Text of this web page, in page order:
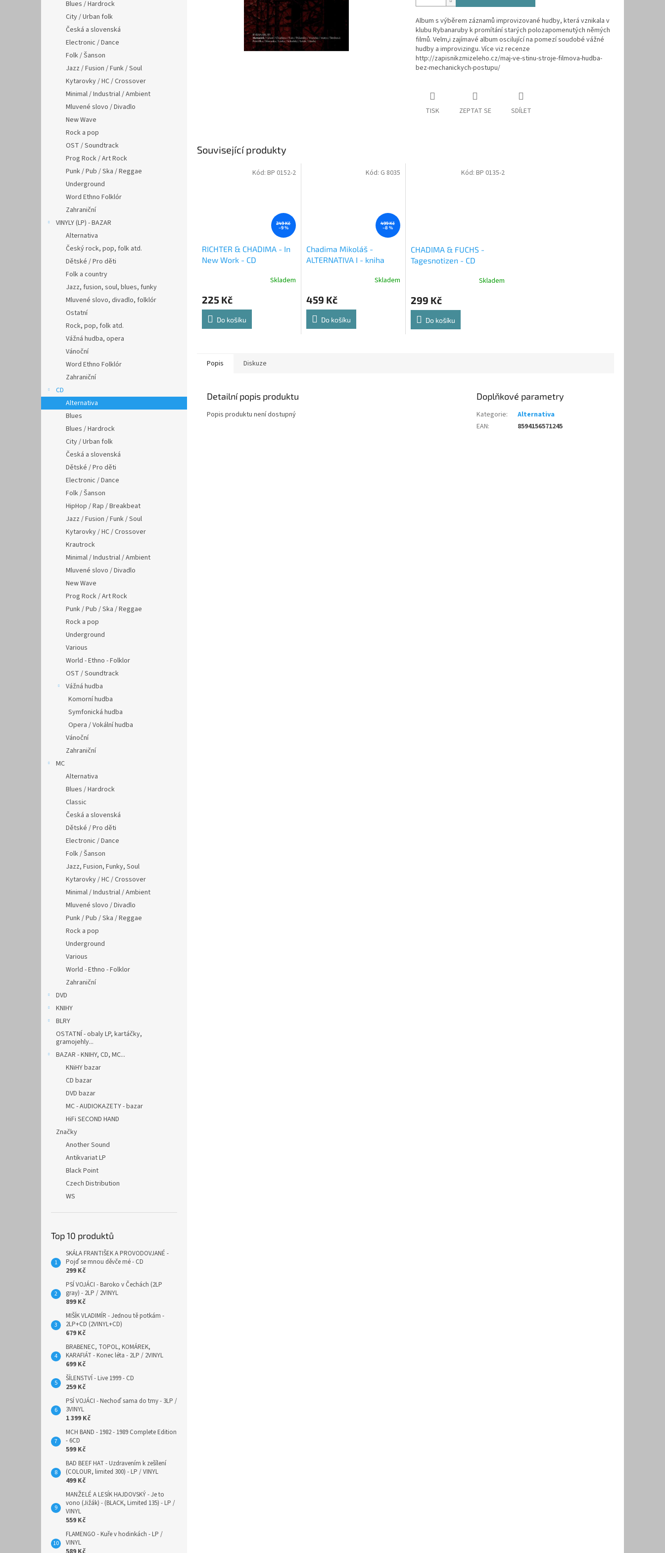
Blues / Hardrock
City / Urban folk
Česká a slovenská
Electronic / Dance
Folk / Šanson
Jazz / Fusion / Funk / Soul
Kytarovky / HC / Crossover
Minimal / Industrial / Ambient
Mluvené slovo / Divadlo
New Wave
Rock a pop
OST / Soundtrack
Prog Rock / Art Rock
Punk / Pub / Ska / Reggae
Underground
Word Ethno Folklór
Zahraniční
VINYLY (LP) - BAZAR
Alternativa
Český rock, pop, folk atd.
Dětské / Pro děti
Folk a country
Jazz, fusion, soul, blues, funky
Mluvené slovo, divadlo, folklór
Ostatní
Rock, pop, folk atd.
Vážná hudba, opera
Vánoční
Word Ethno Folklór
Zahraniční
CD
Alternativa
Blues
Blues / Hardrock
City / Urban folk
Česká a slovenská
Dětské / Pro děti
Electronic / Dance
Folk / Šanson
HipHop / Rap / Breakbeat
Jazz / Fusion / Funk / Soul
Kytarovky / HC / Crossover
Krautrock
Minimal / Industrial / Ambient
Mluvené slovo / Divadlo
New Wave
Prog Rock / Art Rock
Punk / Pub / Ska / Reggae
Rock a pop
Underground
Various
World - Ethno - Folklor
OST / Soundtrack
Vážná hudba
Komorní hudba
Symfonická hudba
Opera / Vokální hudba
Vánoční
Zahraniční
MC
Alternativa
Blues / Hardrock
Classic
Česká a slovenská
Dětské / Pro děti
Electronic / Dance
Folk / Šanson
Jazz, Fusion, Funky, Soul
Kytarovky / HC / Crossover
Minimal / Industrial / Ambient
Mluvené slovo / Divadlo
Punk / Pub / Ska / Reggae
Rock a pop
Underground
Various
World - Ethno - Folklor
Zahraniční
DVD
KNIHY
BLRY
OSTATNÍ - obaly LP, kartáčky,
gramojehly...
BAZAR - KNIHY, CD, MC...
KNiHY bazar
CD bazar
DVD bazar
MC - AUDIOKAZETY - bazar
HiFi SECOND HAND
Značky
Another Sound
Antikvariat LP
Black Point
Czech Distribution
WS
Top 10 produktů
SKÁLA FRANTIŠEK A PROVODOVJANÉ -
Pojď se mnou děvče mé - CD
299 Kč
PSÍ VOJÁCI - Baroko v Čechách (2LP
gray) - 2LP / 2VINYL
899 Kč
MIŠÍK VLADIMÍR - Jednou tě potkám -
2LP+CD (2VINYL+CD)
679 Kč
BRABENEC, TOPOL, KOMÁREK,
KARAFIÁT - Konec léta - 2LP / 2VINYL
699 Kč
ŠÍLENSTVÍ - Live 1999 - CD
259 Kč
PSÍ VOJÁCI - Nechoď sama do tmy - 3LP /
3VINYL
1 399 Kč
MCH BAND - 1982 - 1989 Complete Edition
- 6CD
599 Kč
BAD BEEF HAT - Uzdravením k zešílení
(COLOUR, limited 300) - LP / VINYL
499 Kč
MANŽELÉ A LESÍK HAJDOVSKÝ - Je to
vono (Jižák) - (BLACK, Limited 135) - LP /
VINYL
559 Kč
FLAMENGO - Kuře v hodinkách - LP /
VINYL
Album s výběrem záznamů improvizované hudby, která vznikala v
klubu Rybanaruby k promítání starých polozapomenutých němých
filmů. Velm,i zajímavé album oscilující na pomezí soudobé vážné
hudby a improvizingu. Více viz recenze
http://zapisnikzmizeleho.cz/maj-ve-stinu-stroje-filmova-hudba-
bez-mechanickych-postupu/
TISK ZEPTAT SE SDÍLET
Související produkty
249 Kč
–9 %
RICHTER & CHADIMA - In
New Work - CD
Skladem
225 Kč
Do košíku
Kód: BP 0152-2
499 Kč
–8 %
Chadima Mikoláš -
ALTERNATIVA I - kniha
Skladem
459 Kč
Do košíku
Kód: G 8035
CHADIMA & FUCHS -
Tagesnotizen - CD
Skladem
299 Kč
Do košíku
Kód:BP 0135-2
Popis Diskuze
Detailní popis produktu
Popis produktu není dostupný
Doplňkové parametry
Kategorie:
Alternativa
EAN: 8594156571245